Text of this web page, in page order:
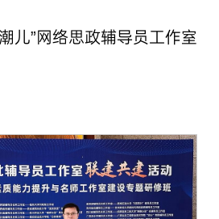
儿”网络思政辅导员工作室